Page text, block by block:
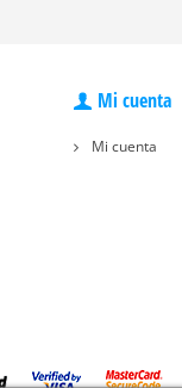
Mi cuenta
Mi cuenta